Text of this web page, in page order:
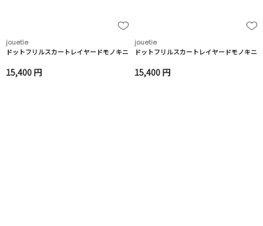
jouetie
ドットフリルスカートレイヤードモノキニ
15,400 円
jouetie
ドットフリルスカートレイヤードモノキニ
15,400 円